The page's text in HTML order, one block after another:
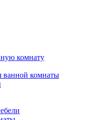
комнату
ванной комнаты